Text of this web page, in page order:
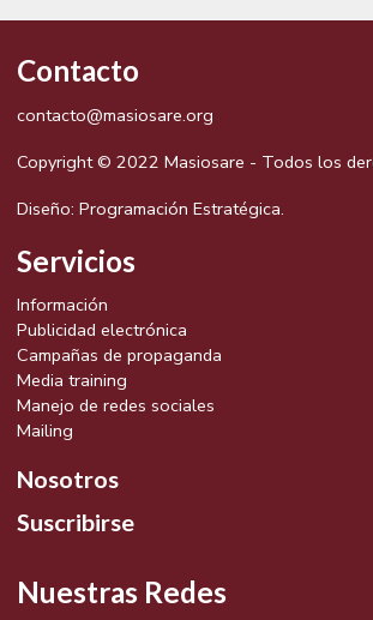
Contacto
contacto@masiosare.org
Copyright © 2022 Masiosare - Todos los
Diseño: Programación Estratégica.
Servicios
Información
Publicidad electrónica
Campañas de propaganda
Media training
Manejo de redes sociales
Mailing
Nosotros
Suscribirse
Nuestras Redes